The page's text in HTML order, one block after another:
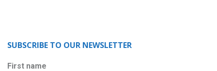
SUBSCRIBE TO OUR NEWSLETTER
First name